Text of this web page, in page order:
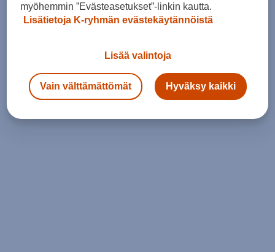
myöhemmin ”Evästeasetukset”-linkin kautta.
Lisätietoja K-ryhmän evästekäytännöistä
Lisää valintoja
Vain välttämättömät Hyväksy kaikki